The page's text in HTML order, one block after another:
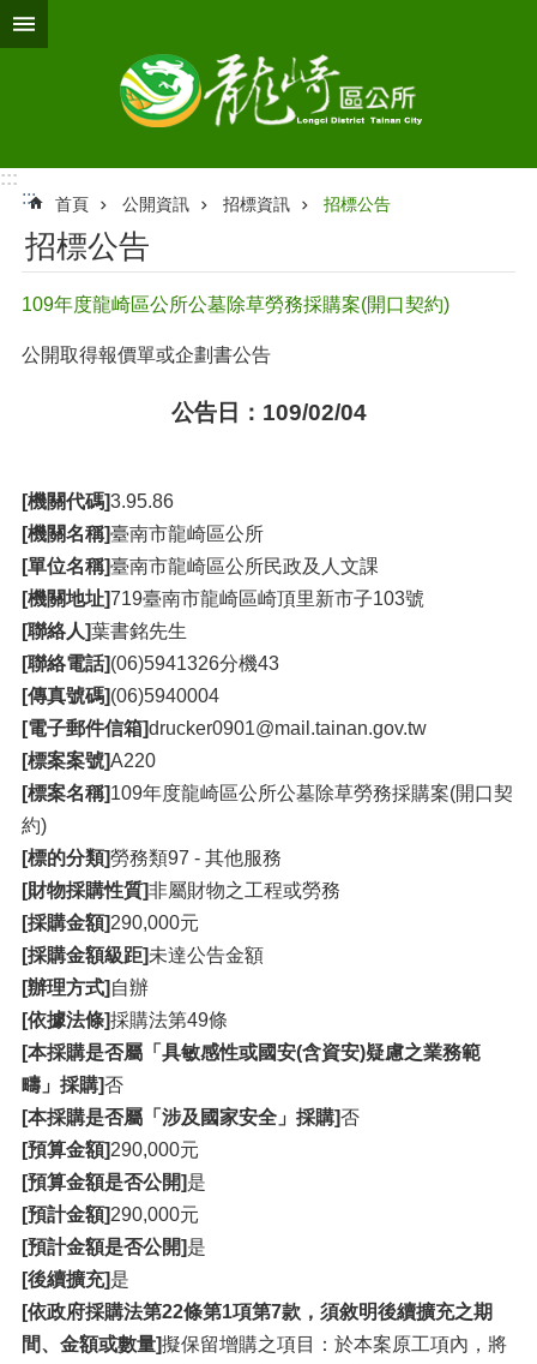
跳到主要內容區塊
:::
:::
首頁 公開資訊 招標資訊 招標公告
招標公告
109年度龍崎區公所公墓除草勞務採購案(開口契約)
公開取得報價單或企劃書公告
公告日：109/02/04
[機關代碼]3.95.86
[機關名稱]臺南市龍崎區公所
[單位名稱]臺南市龍崎區公所民政及人文課
[機關地址]719臺南市龍崎區崎頂里新市子103號
[聯絡人]葉書銘先生
[聯絡電話](06)5941326分機43
[傳真號碼](06)5940004
[電子郵件信箱]drucker0901@mail.tainan.gov.tw
[標案案號]A220
[標案名稱]109年度龍崎區公所公墓除草勞務採購案(開口契
約)
[標的分類]勞務類97 - 其他服務
[財物採購性質]非屬財物之工程或勞務
[採購金額]290,000元
[採購金額級距]未達公告金額
[辦理方式] 自辦
[依據法條]採購法第49條
[本採購是否屬「具敏感性或國安(含資安)疑慮之業務範
疇」採購]否
[本採購是否屬「涉及國家安全」採購]否
[預算金額]290,000元
[預算金額是否公開]是
[預計金額]290,000元
[預計金額是否公開]是
[後續擴充]是
[依政府採購法第22條第1項第7款，須敘明後續擴充之期
間、金額或數量]擬保留增購之項目：於本案原工項內，將